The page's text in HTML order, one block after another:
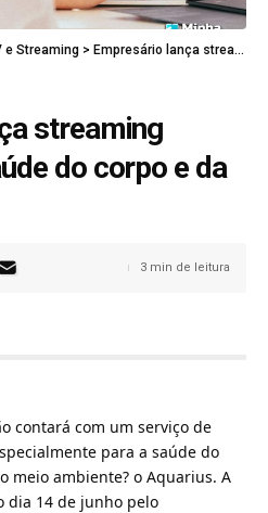
e Streaming > Empresário lança streaming voltado para saúde do corpo e da mente
streaming
do corpo e da
3 min de leitura
contará com um serviço de
para a saúde do
meio ambiente? o Aquarius. A
dia 14 de junho pelo